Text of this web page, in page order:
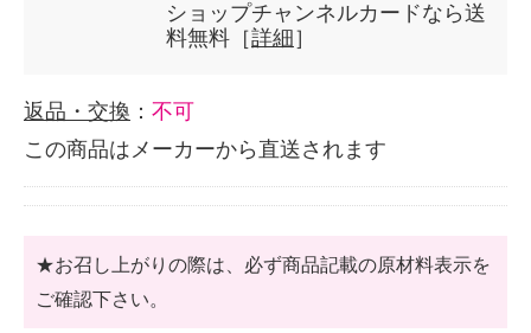
ショップチャンネルカードなら送
料無料［詳細 ］
返品・交換 ： 不可
この商品はメーカーから直送されます
★お召し上がりの際は、必ず商品記載の原材料表示を
ご確認下さい。